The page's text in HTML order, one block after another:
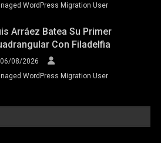
WordPress Migration User
Arráez Batea Su Primer
Con Filadelfia
06/08/2026
WordPress Migration User